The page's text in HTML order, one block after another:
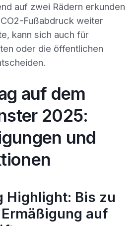
auf zwei Rädern erkunden
Fußabdruck weiter
kann sich auch für
oder die öffentlichen
auf dem
2025:
und
Highlight: Bis zu
auf